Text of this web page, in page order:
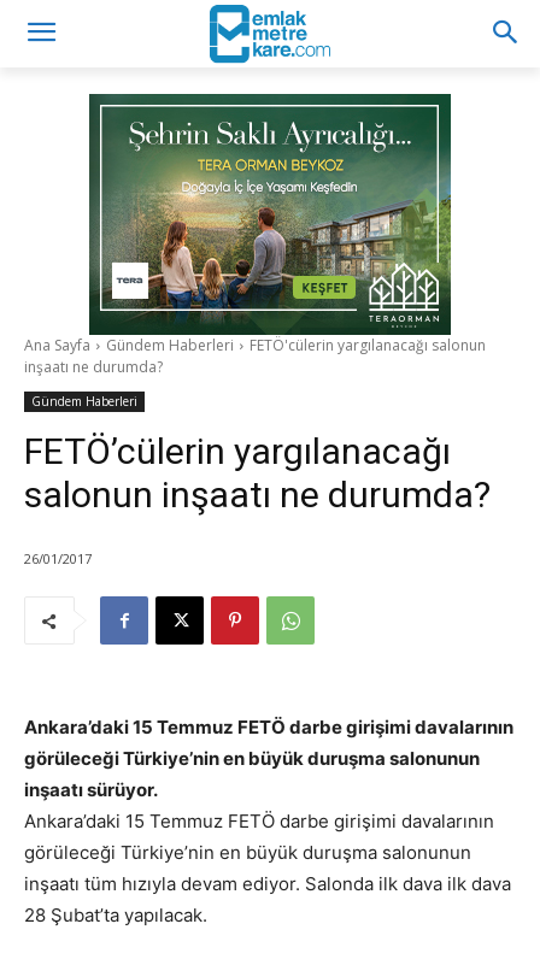
Ana Sayfa Gündem Haberleri
FETÖ'cülerin yargılanacağı salonun
inşaatı ne durumda?
Gündem Haberleri
FETÖ’cülerin yargılanacağı
salonun inşaatı ne durumda?
26/01/2017
Ankara’daki 15 Temmuz FETÖ darbe girişimi davalarının
görüleceği Türkiye’nin en büyük duruşma salonunun
inşaatı sürüyor.
Ankara’daki 15 Temmuz FETÖ darbe girişimi davalarının
görüleceği Türkiye’nin en büyük duruşma salonunun
inşaatı tüm hızıyla devam ediyor. Salonda ilk dava ilk dava
28 Şubat’ta yapılacak.